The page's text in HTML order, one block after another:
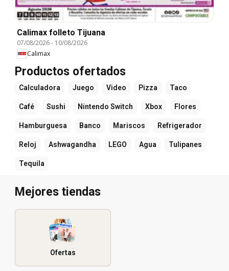
Calimax folleto Tijuana
07/08/2026- 10/08/2026
Calimax
Productos ofertados
Calculadora Juego Video Pizza Taco
Café Sushi Nintendo Switch Xbox Flores
Hamburguesa Banco Mariscos Refrigerador
Reloj Ashwagandha LEGO Agua Tulipanes
Tequila
Mejores tiendas
Ofertas